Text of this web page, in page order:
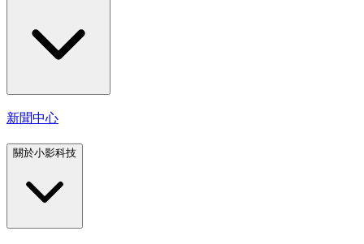
新聞中心
關於小影科技